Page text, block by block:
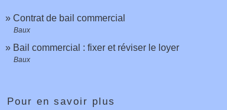
Contrat de bail commercial
Baux
Bail commercial : fixer et réviser le loyer
Baux
Pour en savoir plus